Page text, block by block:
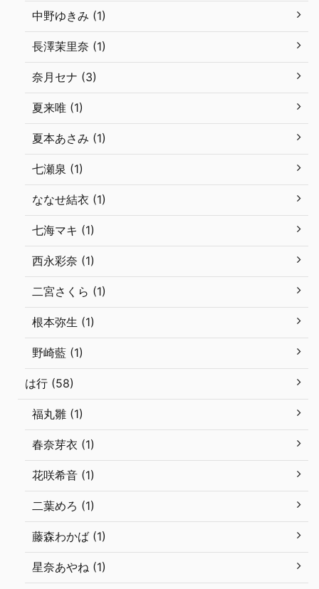
中野ゆきみ (1)
長澤茉里奈 (1)
奈月セナ (3)
夏来唯 (1)
夏本あさみ (1)
七瀬泉 (1)
ななせ結衣 (1)
七海マキ (1)
西永彩奈 (1)
二宮さくら (1)
根本弥生 (1)
野崎藍 (1)
は行 (58)
福丸雛 (1)
春奈芽衣 (1)
花咲希音 (1)
二葉めろ (1)
藤森わかば (1)
星奈あやね (1)